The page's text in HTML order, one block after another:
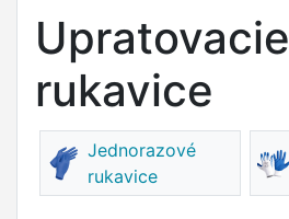
Upratovacie
rukavice
Jednorazové
rukavice